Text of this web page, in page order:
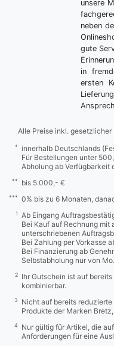
unsere
neben
gute
in
ersten
Alle Preise inkl. gesetzlicher
*
innerhalb Deutschlands
Für Bestellungen unter
Abholung ab Verfügbarkeit
** bis 5.000,- €
*** 0% bis zu 6 Monaten,
1
Ab Eingang
Bei Kauf auf Rechnung mit
unterschriebenen
Bei Zahlung per Vorkasse
Bei Finanzierung ab
Selbstabholung nur von
2
Ihr Gutschein ist auf
kombinierbar.
3
Nicht auf bereits
Produkte der Marken
4
Nur gültig für Artikel, die
Anforderungen für eine